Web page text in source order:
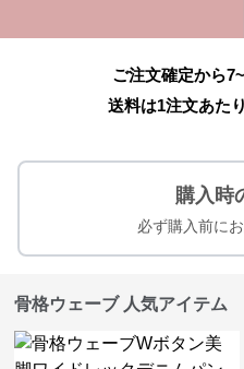
ご注文確定から
送料は1注文あたり
購入時
必ず購入前に
骨格ウェーブ 人気アイテム